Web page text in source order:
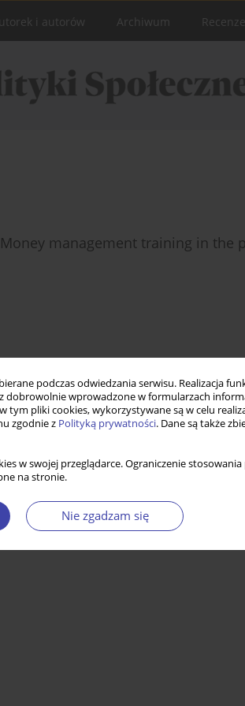
podczas odwiedzania serwisu. Realizacja
dobrowolnie wprowadzone w formularzach
tym pliki cookies, wykorzystywane są w celu
zgodnie z Polityką prywatności. Dane są także
w swojej przeglądarce. Ograniczenie
na stronie.
Nie zgadzam się
i autorów Archiwum
management training in the